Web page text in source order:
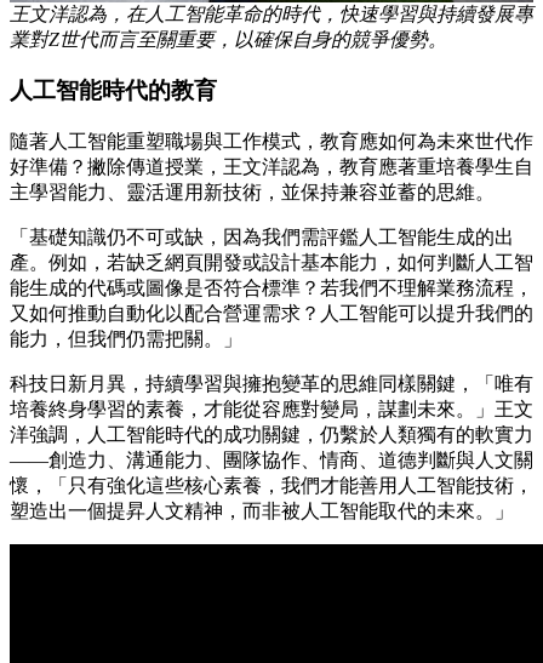
王文洋認為，在人工智能革命的時代，快速學習與持續發展專
業對Z世代而言至關重要，以確保自身的競爭優勢。
人工智能時代的教育
隨著人工智能重塑職場與工作模式，教育應如何為未來世代作
好準備？撇除傳道授業，王文洋認為，教育應著重培養學生自
主學習能力、靈活運用新技術，並保持兼容並蓄的思維。
「基礎知識仍不可或缺，因為我們需評鑑人工智能生成的出
產。例如，若缺乏網頁開發或設計基本能力，如何判斷人工智
能生成的代碼或圖像是否符合標準？若我們不理解業務流程，
又如何推動自動化以配合營運需求？人工智能可以提升我們的
能力，但我們仍需把關。」
科技日新月異，持續學習與擁抱變革的思維同樣關鍵，「唯有
培養終身學習的素養，才能從容應對變局，謀劃未來。」王文
洋強調，人工智能時代的成功關鍵，仍繫於人類獨有的軟實力
——創造力、溝通能力、團隊協作、情商、道德判斷與人文關
懷，「只有強化這些核心素養，我們才能善用人工智能技術，
塑造出一個提昇人文精神，而非被人工智能取代的未來。」